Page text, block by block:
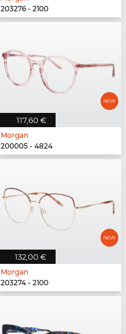
203276 - 2100
117,60 €
Morgan
200005 - 4824
132,00 €
Morgan
203274 - 2100